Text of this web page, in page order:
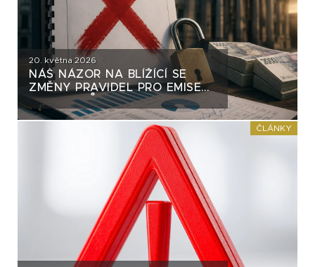
20. května 2026
NÁŠ NÁZOR NA BLÍŽÍCÍ SE
ZMĚNY PRAVIDEL PRO EMISE
DLUHOPISŮ
ČLÁNKY